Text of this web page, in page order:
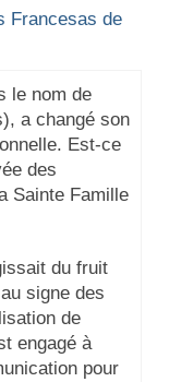
Francesas de
le nom de
a changé son
Est-ce
des
Sainte Famille
du fruit
signe des
de
engagé à
pour